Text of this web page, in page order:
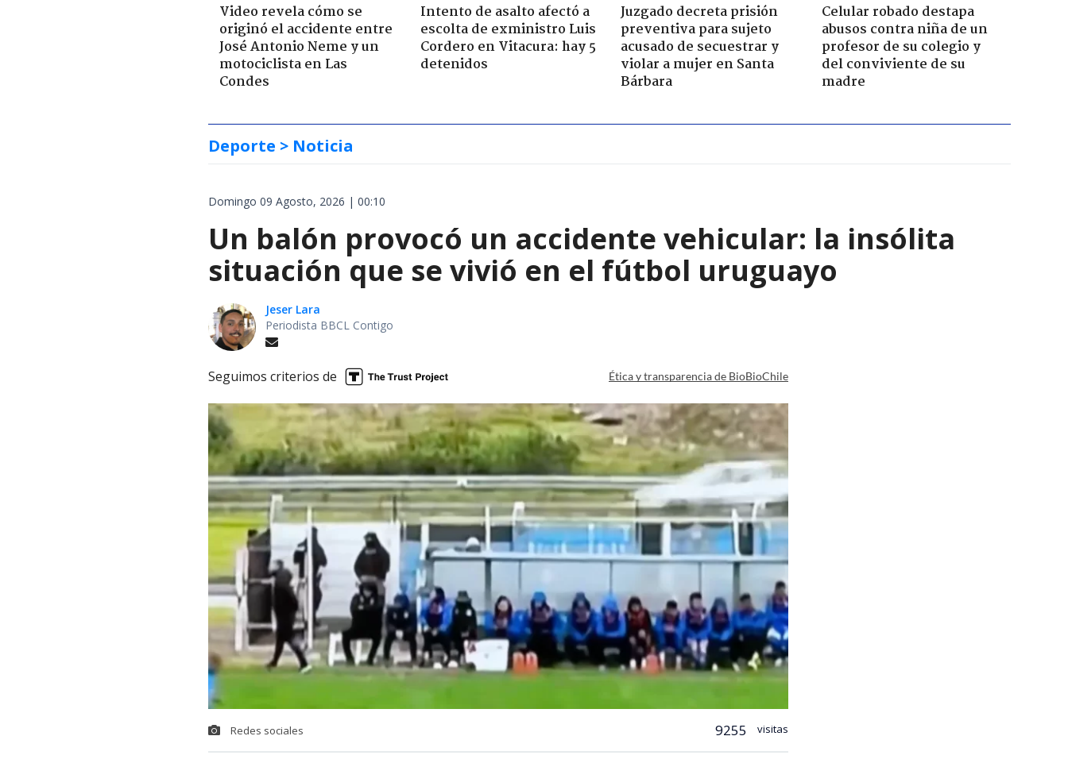
Video revela cómo se
originó el accidente entre
José Antonio Neme y un
motociclista en Las
Condes
Intento de asalto afectó a
escolta de exministro Luis
Cordero en Vitacura: hay 5
detenidos
Juzgado decreta prisión
preventiva para sujeto
acusado de secuestrar y
violar a mujer en Santa
Bárbara
Celular robado destapa
abusos contra niña de un
profesor de su colegio y
del conviviente de su
madre
Deporte > Noticia
Domingo 09 Agosto, 2026 | 00:10
Un balón provocó un accidente vehicular: la insólita
situación que se vivió en el fútbol uruguayo
Jeser Lara
Periodista BBCL Contigo
Seguimos criterios de Ética y transparencia de BioBioChile
Redes sociales 9255 visitas